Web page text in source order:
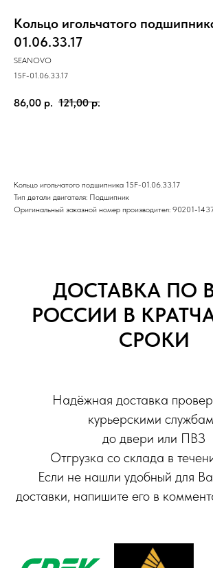
Кольцо игольчатого
01.06.33.17
SEANOVO
15F-01.06.33.17
86,00 р. 121,00 р.
Кольцо игольчатого подшипника 15F-01.06.33.17
Тип детали двигателя: Подшипник
Оригинальный заказной номер производител: 90201-
ДОСТАВКА ПО
РОССИИ В
СРОКИ
Надёжная доставка
курьерскими
до двери или ПВЗ
Отгрузка со склада в
Если не нашли удобный для
доставки, напишите его в